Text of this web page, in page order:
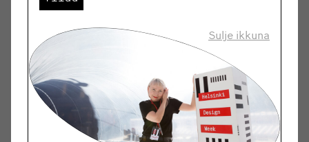
eläinkuvituksissa, ja yhteistyössä australialaisen
lifestyle-brändi Zakkian kanssa, jonka
kodintarvikkeisiin hän loi uniikkeja kuvioita. Vuodesta
2016 lähtien Anneli on kuitenkin toiminut
kokopäiväisena tekstiilisuunnittelijana ja tehnyt
grafiikkaa ja printtejä australialaisen Cotton On KIDS
-vaatemerkin vauvanvaatteisiin.
Sulje ikkuna